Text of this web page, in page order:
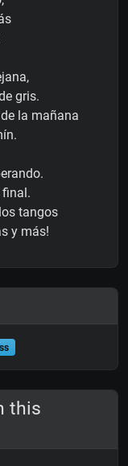
gris.
la mañana
tangos
y más!
this